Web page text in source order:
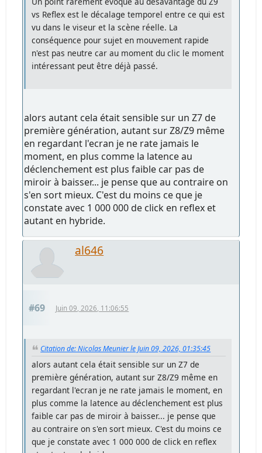
vs Reflex est le décalage temporel entre ce qui est
vu dans le viseur et la scène réelle. La
conséquence pour sujet en mouvement rapide
n'est pas neutre car au moment du clic le moment
intéressant peut être déjà passé.
alors autant cela était sensible sur un Z7 de
première génération, autant sur Z8/Z9 même
en regardant l'ecran je ne rate jamais le
moment, en plus comme la latence au
déclenchement est plus faible car pas de
miroir à baisser... je pense que au contraire on
s'en sort mieux. C'est du moins ce que je
constate avec 1 000 000 de click en reflex et
autant en hybride.
al646
#69 Juin 09, 2026, 11:06:55
Citation de: Nicolas Meunier le Juin 09, 2026, 01:35:45
alors autant cela était sensible sur un Z7 de
première génération, autant sur Z8/Z9 même en
regardant l'ecran je ne rate jamais le moment, en
plus comme la latence au déclenchement est plus
faible car pas de miroir à baisser... je pense que
au contraire on s'en sort mieux. C'est du moins ce
que je constate avec 1 000 000 de click en reflex